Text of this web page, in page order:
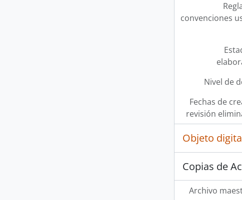
convenciones
Nivel de
Fechas de
revisión
Objeto
Copias de
Archivo